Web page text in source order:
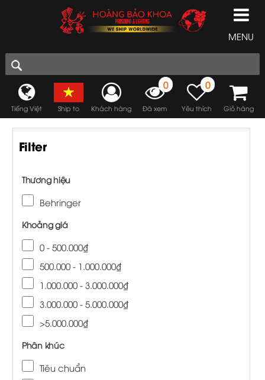
MENU
Tiếng Việt Ship to Khách hàng
0
Đã xem
0
Yêu thích Giỏ hàng
Filter
Thương hiệu
Behringer
Khoảng giá
0 - 500.000₫
500.000 - 1.000.000₫
1.000.000 - 3.000.000₫
3.000.000 - 5.000.000₫
>5.000.000₫
Phân khúc
Tiêu chuẩn